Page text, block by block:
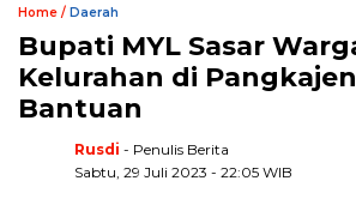
Home / Daerah
Bupati MYL Sasar
Kelurahan di
Bantuan
Rusdi - Penulis Berita
Sabtu, 29 Juli 2023 - 22:05 WIB